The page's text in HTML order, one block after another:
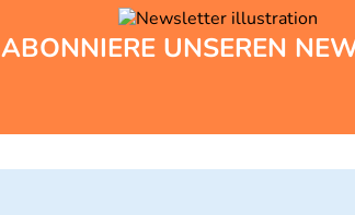
ABONNIERE UNSEREN